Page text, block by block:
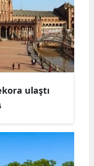
ulaştı